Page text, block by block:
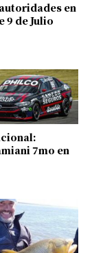
en
9 de Julio
7mo en